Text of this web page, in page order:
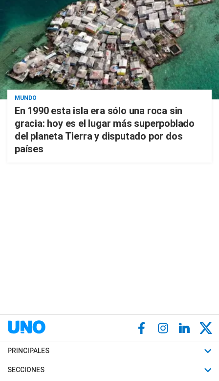
MUNDO
En 1990 esta isla era sólo una roca sin
gracia: hoy es el lugar más superpoblado
del planeta Tierra y disputado por dos
países
PRINCIPALES
Últimas Noticias
SECCIONES